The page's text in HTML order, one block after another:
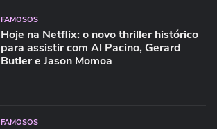
FAMOSOS
Hoje na Netflix: o novo thriller histórico
para assistir com Al Pacino, Gerard
Butler e Jason Momoa
FAMOSOS